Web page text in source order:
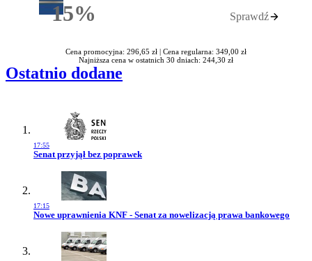
15%Rabatu Sprawdź
Cena promocyjna: 296,65 zł | Cena regularna: 349,00 zł
Najniższa cena w ostatnich 30 dniach: 244,30 zł
Ostatnio dodane
17:55
Przejdź do artykułu:
Senat przyjął bez poprawek
17:15
Przejdź do artykułu:
Nowe uprawnienia KNF - Senat za nowelizacją prawa bankowego